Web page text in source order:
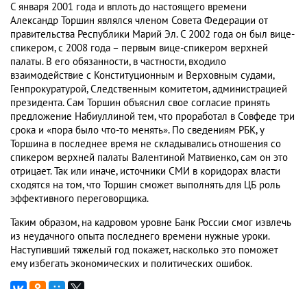
С января 2001 года и вплоть до настоящего времени
Александр Торшин являлся членом Совета Федерации от
правительства Республики Марий Эл. С 2002 года он был вице-
спикером, с 2008 года – первым вице-спикером верхней
палаты. В его обязанности, в частности, входило
взаимодействие с Конституционным и Верховным судами,
Генпрокуратурой, Следственным комитетом, администрацией
президента. Сам Торшин объяснил свое согласие принять
предложение Набиуллиной тем, что проработал в Совфеде три
срока и «пора было что-то менять». По сведениям РБК, у
Торшина в последнее время не складывались отношения со
спикером верхней палаты Валентиной Матвиенко, сам он это
отрицает. Так или иначе, источники СМИ в коридорах власти
сходятся на том, что Торшин сможет выполнять для ЦБ роль
эффективного переговорщика.
Таким образом, на кадровом уровне Банк России смог извлечь
из неудачного опыта последнего времени нужные уроки.
Наступивший тяжелый год покажет, насколько это поможет
ему избегать экономических и политических ошибок.